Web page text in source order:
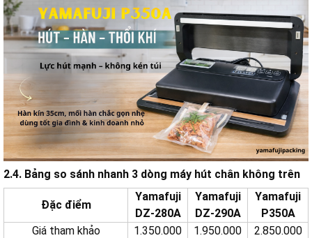
2.4. Bảng so sánh nhanh 3 dòng máy hút chân không trên
Đặc điểm
Yamafuji
DZ-280A
Yamafuji
DZ-290A
Yamafuji
P350A
Giá tham khảo
1.350.000 1.950.000
2.850.000